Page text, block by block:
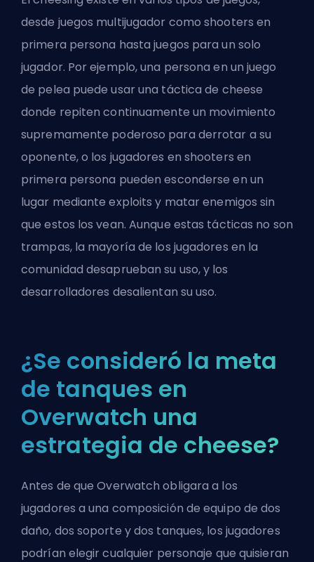
desde juegos multijugador como shooters en
primera persona hasta juegos para un solo
jugador. Por ejemplo, una persona en un juego
de pelea puede usar una táctica de cheese
donde repiten continuamente un movimiento
supremamente poderoso para derrotar a su
oponente, o los jugadores en shooters en
primera persona pueden esconderse en un
lugar mediante exploits y matar enemigos sin
que estos los vean. Aunque estas tácticas no son
trampas, la mayoría de los jugadores en la
comunidad desaprueban su uso, y los
desarrolladores desalientan su uso.
¿Se consideró la meta
de tanques en
Overwatch una
estrategia de cheese?
Antes de queOverwatchobligara a los
jugadores a una composición de equipo de dos
daño, dos soporte y dos tanques, los jugadores
podrían elegir cualquier personaje que quisieran